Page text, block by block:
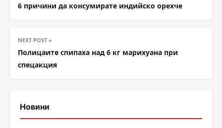
6 причини да консумирате индийско орехче
NEXT POST »
Полицаите спипаха над 6 кг марихуана при
спецакция
Новини